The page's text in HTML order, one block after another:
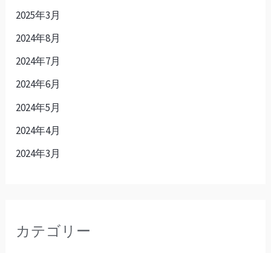
2025年3月
2024年8月
2024年7月
2024年6月
2024年5月
2024年4月
2024年3月
カテゴリー